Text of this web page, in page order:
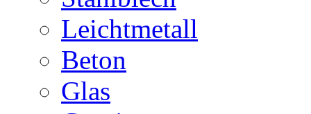
Leichtmetall
Beton
Glas